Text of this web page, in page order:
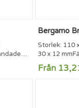
Bergamo
Storlek: 110
30 x 12
Från